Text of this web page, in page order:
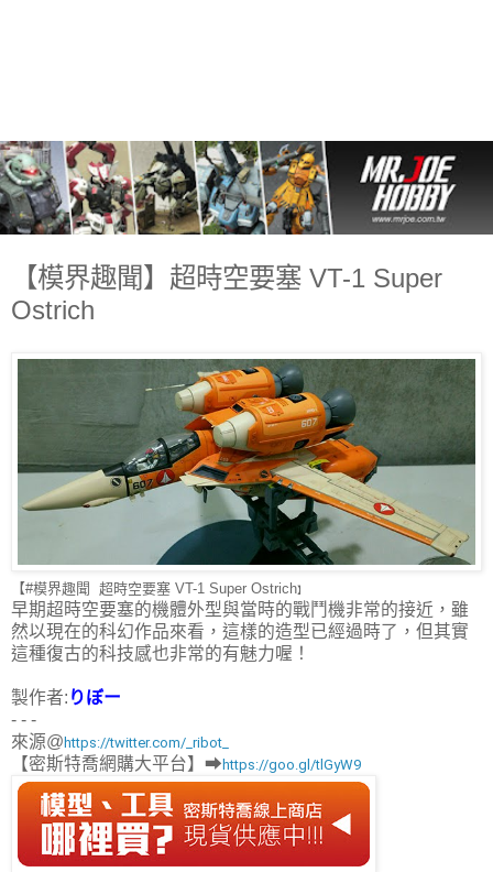
【模界趣聞】超時空要塞 VT-1 Super
Ostrich
【#模界趣聞 超時空要塞 VT-1 Super Ostrich】
早期超時空要塞的機體外型與當時的戰鬥機非常的接近，雖
然以現在的科幻作品來看，這樣的造型已經過時了，但其實
這種復古的科技感也非常的有魅力喔！
製作者: りぼー
- - -
來源@ https://twitter.com/_ribot_
【密斯特喬網購大平台】➡ https://goo.gl/tlGyW9